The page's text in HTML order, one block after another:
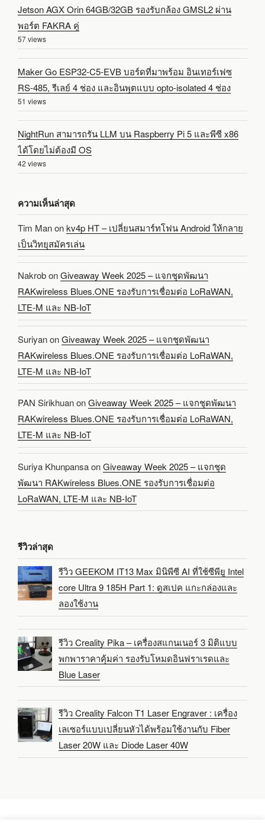
Jetson AGX Orin 64GB/32GB รองรับกล้อง GMSL2 ผ่าน
พอร์ต FAKRA คู่
57 views
Maker Go ESP32-C5-EVB บอร์ดที่มาพร้อม อินเทอร์เฟซ
RS-485, รีเลย์ 4 ช่อง และอินพุตแบบ opto-isolated 4 ช่อง
51 views
NightRun สามารถรัน LLM บน Raspberry Pi 5 และพีซี x86
ได้โดยไม่ต้องมี OS
42 views
ความเห็นล่าสุด
Tim Manonkv4p HT – เปลี่ยนสมาร์ทโฟน Android ให้กลาย
เป็นวิทยุสมัครเล่น
NakrobonGiveaway Week 2025 – แจกชุดพัฒนา
RAKwireless Blues.ONE รองรับการเชื่อมต่อ LoRaWAN,
LTE-M และ NB-IoT
SuriyanonGiveaway Week 2025 – แจกชุดพัฒนา
RAKwireless Blues.ONE รองรับการเชื่อมต่อ LoRaWAN,
LTE-M และ NB-IoT
PAN SirikhuanonGiveaway Week 2025 – แจกชุดพัฒนา
RAKwireless Blues.ONE รองรับการเชื่อมต่อ LoRaWAN,
LTE-M และ NB-IoT
Suriya KhunpansaonGiveaway Week 2025 – แจกชุด
พัฒนา RAKwireless Blues.ONE รองรับการเชื่อมต่อ
LoRaWAN, LTE-M และ NB-IoT
รีวิวล่าสุด
รีวิว GEEKOM IT13 Max มินิพีซี AI ที่ใช้ซีพียู Intel
core Ultra 9 185H Part 1: ดูสเปค แกะกล่องและ
ลองใช้งาน
รีวิว Creality Pika – เครื่องสแกนเนอร์ 3 มิติแบบ
พกพาราคาคุ้มค่า รองรับโหมดอินฟราเรดและ
Blue Laser
รีวิว Creality Falcon T1 Laser Engraver : เครื่อง
เลเซอร์แบบเปลี่ยนหัวได้พร้อมใช้งานกับ Fiber
Laser 20W และ Diode Laser 40W